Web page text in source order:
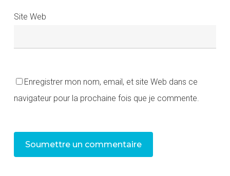
Site Web
Enregistrer mon nom, email, et site Web dans ce
navigateur pour la prochaine fois que je commente.